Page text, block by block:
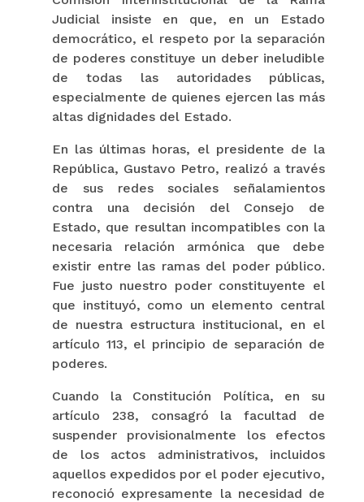
Judicial insiste en que, en un Estado
democrático, el respeto por la separación
de poderes constituye un deber ineludible
de todas las autoridades públicas,
especialmente de quienes ejercen las más
altas dignidades del Estado.
En las últimas horas, el presidente de la
República, Gustavo Petro, realizó a través
de sus redes sociales señalamientos
contra una decisión del Consejo de
Estado, que resultan incompatibles con la
necesaria relación armónica que debe
existir entre las ramas del poder público.
Fue justo nuestro poder constituyente el
que instituyó, como un elemento central
de nuestra estructura institucional, en el
artículo 113, el principio de separación de
poderes.
Cuando la Constitución Política, en su
artículo 238, consagró la facultad de
suspender provisionalmente los efectos
de los actos administrativos, incluidos
aquellos expedidos por el poder ejecutivo,
reconoció expresamente la necesidad de